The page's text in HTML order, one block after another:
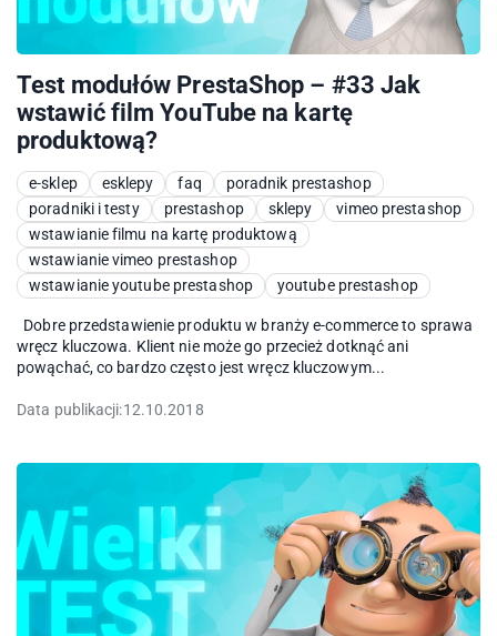
Test modułów PrestaShop – #33 Jak
wstawić film YouTube na kartę
produktową?
e-sklep esklepy faq
poradnik prestashop
poradniki i testy
prestashop sklepy
vimeo prestashop
wstawianie filmu na kartę produktową
wstawianie vimeo prestashop
wstawianie youtube prestashop
youtube prestashop
Dobre przedstawienie produktu w branży e-commerce to sprawa
wręcz kluczowa. Klient nie może go przecież dotknąć ani
powąchać, co bardzo często jest wręcz kluczowym...
Data publikacji:12.10.2018